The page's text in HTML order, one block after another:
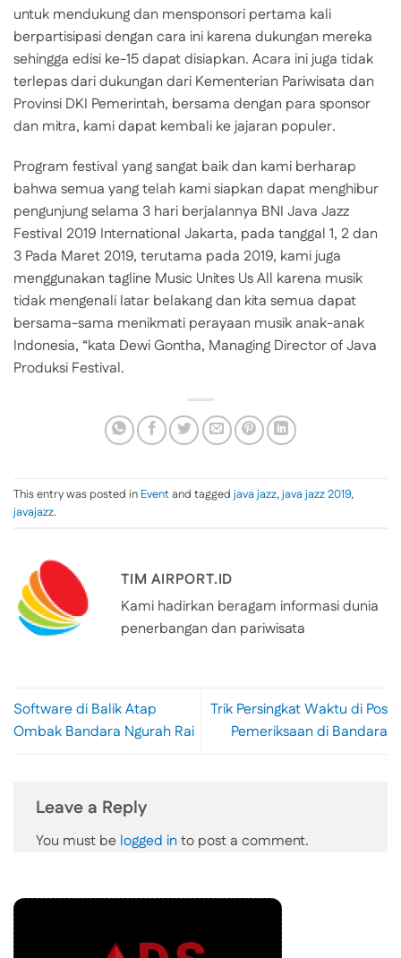
untuk mendukung dan mensponsori pertama kali
berpartisipasi dengan cara ini karena dukungan mereka
sehingga edisi ke-15 dapat disiapkan. Acara ini juga tidak
terlepas dari dukungan dari Kementerian Pariwisata dan
Provinsi DKI Pemerintah, bersama dengan para sponsor
dan mitra, kami dapat kembali ke jajaran populer.
Program festival yang sangat baik dan kami berharap
bahwa semua yang telah kami siapkan dapat menghibur
pengunjung selama 3 hari berjalannya BNI Java Jazz
Festival 2019 International Jakarta, pada tanggal 1, 2 dan
3 Pada Maret 2019, terutama pada 2019, kami juga
menggunakan tagline Music Unites Us All karena musik
tidak mengenali latar belakang dan kita semua dapat
bersama-sama menikmati perayaan musik anak-anak
Indonesia, “kata Dewi Gontha, Managing Director of Java
Produksi Festival.
This entry was posted in Eventand tagged java jazz,java jazz 2019,
javajazz.
TIM AIRPORT.ID
Kami hadirkan beragam informasi dunia
penerbangan dan pariwisata
Software di Balik Atap
Ombak Bandara Ngurah Rai
Trik Persingkat Waktu di Pos
Pemeriksaan di Bandara
Leave a Reply
You must be logged in to post a comment.